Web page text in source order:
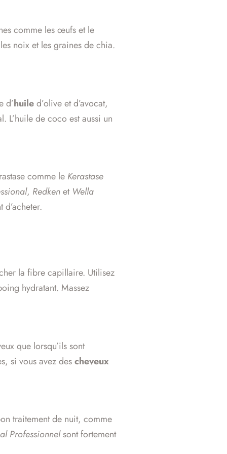
comme les œufs et le
noix et les graines de chia.
d’huiled’olive et d’avocat,
L’huile de coco est aussi un
comme le Kerastase
, Redkenet Wella
la fibre capillaire. Utilisez
hydratant. Massez
que lorsqu’ils sont
si vous avez descheveux
traitement de nuit, comme
Professionnelsont fortement